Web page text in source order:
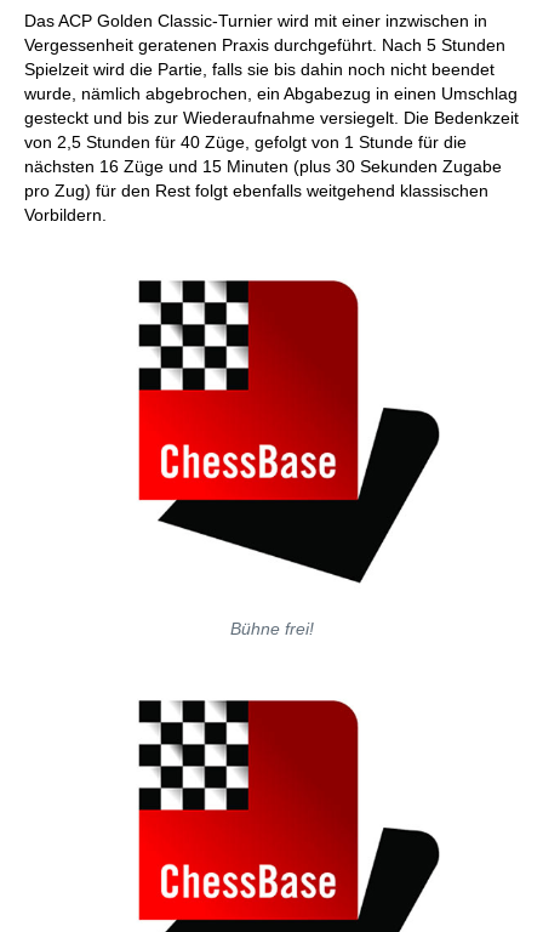
Das ACP Golden Classic-Turnier wird mit einer inzwischen in
Vergessenheit geratenen Praxis durchgeführt. Nach 5 Stunden
Spielzeit wird die Partie, falls sie bis dahin noch nicht beendet
wurde, nämlich abgebrochen, ein Abgabezug in einen Umschlag
gesteckt und bis zur Wiederaufnahme versiegelt. Die Bedenkzeit
von 2,5 Stunden für 40 Züge, gefolgt von 1 Stunde für die
nächsten 16 Züge und 15 Minuten (plus 30 Sekunden Zugabe
pro Zug) für den Rest folgt ebenfalls weitgehend klassischen
Vorbildern.
Bühne frei!